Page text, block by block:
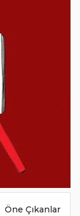
Öne Çıkanlar